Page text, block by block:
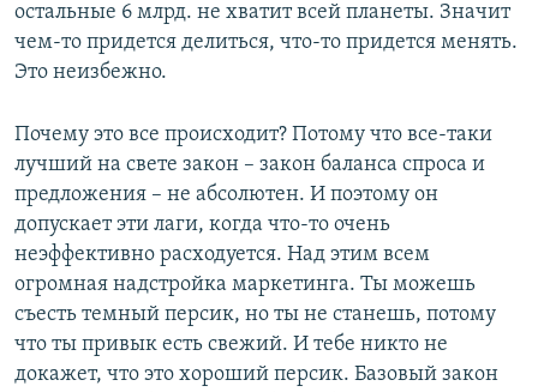
остальные 6 млрд. не хватит всей планеты. Значит
чем-то придется делиться, что-то придется менять.
Это неизбежно.
Почему это все происходит? Потому что все-таки
лучший на свете закон – закон баланса спроса и
предложения – не абсолютен. И поэтому он
допускает эти лаги, когда что-то очень
неэффективно расходуется. Над этим всем
огромная надстройка маркетинга. Ты можешь
съесть темный персик, но ты не станешь, потому
что ты привык есть свежий. И тебе никто не
докажет, что это хороший персик. Базовый закон